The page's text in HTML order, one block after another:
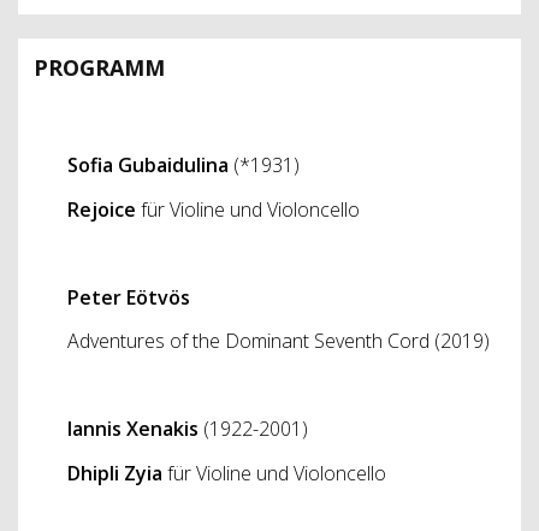
PROGRAMM
Sofia Gubaidulina (*1931)
Rejoice für Violine und Violoncello
Peter Eötvös
Adventures of the Dominant Seventh Cord (2019)
Iannis Xenakis (1922-2001)
Dhipli Zyia für Violine und Violoncello